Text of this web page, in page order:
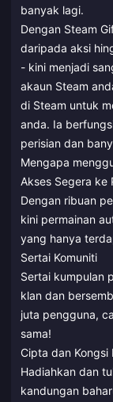
banyak lagi.
Dengan Steam
daripada aksi
- kini menjadi
akaun Steam
di Steam untuk
anda. Ia
perisian dan
Mengapa
Akses Segera ke
Dengan ribuan
kini permainan
yang hanya
Sertai Komuniti
Sertai kumpulan
klan dan
juta pengguna,
sama!
Cipta dan Kongsi
Hadiahkan dan
kandungan